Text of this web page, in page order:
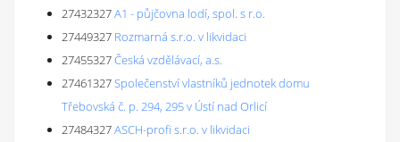
27432327A1 - půjčovna lodí, spol. s r.o.
27449327 Rozmarná s.r.o. v likvidaci
27455327Česká vzdělávací, a.s.
27461327Společenství vlastníků jednotek domu
Třebovská č. p. 294, 295 v Ústí nad Orlicí
27484327ASCH-profi s.r.o. v likvidaci